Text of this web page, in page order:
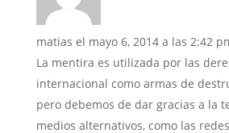
matias el mayo 6, 2014 a las 2:42
La mentira es utilizada por las
internacional como armas de
pero debemos de dar gracias a la
medios alternativos, como las